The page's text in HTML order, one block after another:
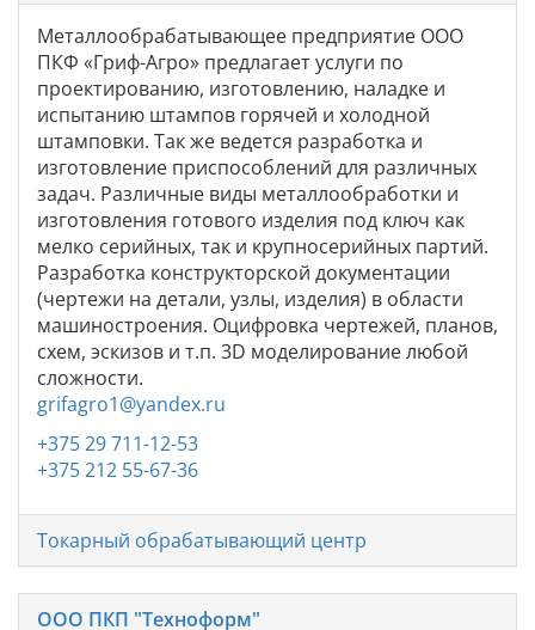
Металлообрабатывающее предприятие ООО
ПКФ «Гриф-Агро» предлагает услуги по
проектированию, изготовлению, наладке и
испытанию штампов горячей и холодной
штамповки. Так же ведется разработка и
изготовление приспособлений для различных
задач. Различные виды металлообработки и
изготовления готового изделия под ключ как
мелко серийных, так и крупносерийных партий.
Разработка конструкторской документации
(чертежи на детали, узлы, изделия) в области
машиностроения. Оцифровка чертежей, планов,
схем, эскизов и т.п. 3D моделирование любой
сложности.
grifagro1@yandex.ru
+375 29 711-12-53
+375 212 55-67-36
Токарный обрабатывающий центр
ООО ПКП "Техноформ"